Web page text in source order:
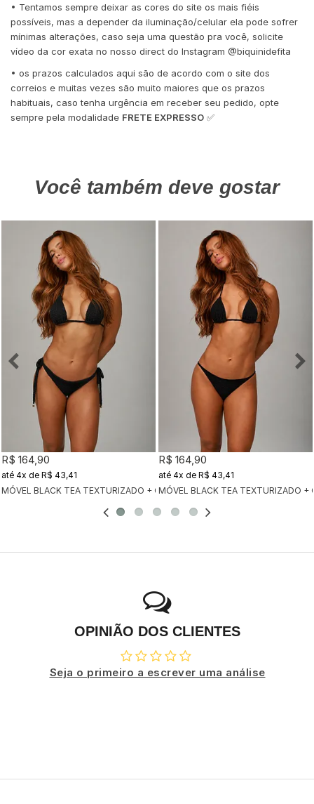
• Tentamos sempre deixar as cores do site os mais fiéis
possíveis, mas a depender da iluminação/celular ela pode sofrer
mínimas alterações, caso seja uma questão pra você, solicite
vídeo da cor exata no nosso direct do Instagram @biquinidefita
• os prazos calculados aqui são de acordo com o site dos
correios e muitas vezes são muito maiores que os prazos
habituais, caso tenha urgência em receber seu pedido, opte
sempre pela modalidade FRETE EXPRESSO ✅
Você também deve gostar
MÓVEL BLACK TEA TEXTURIZADO + CALCINHA CLÁSSICA BLACK TEA
R$ 164,90
4x de R$ 43,41
MÓVEL BLACK TEA TEXTURIZADO +
R$ 164,90
4x de R$ 43,41
OPINIÃO DOS CLIENTES
Seja o primeiro a escrever uma análise